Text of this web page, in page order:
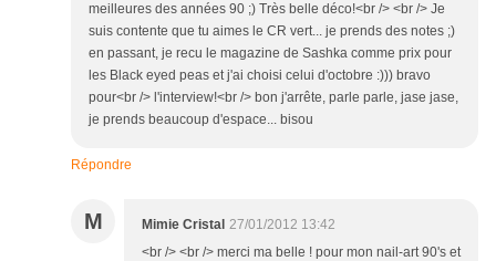
meilleures des années 90 ;) Très belle déco!<br /> <br /> Je
suis contente que tu aimes le CR vert... je prends des notes ;)
en passant, je recu le magazine de Sashka comme prix pour
les Black eyed peas et j'ai choisi celui d'octobre :))) bravo
pour<br /> l'interview!<br /> bon j'arrête, parle parle, jase jase,
je prends beaucoup d'espace... bisou
Répondre
M Mimie Cristal 27/01/2012 13:42
<br /> <br /> merci ma belle ! pour mon nail-art 90's et